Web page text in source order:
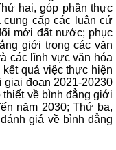
hai, góp phần thực
cung cấp các luận cứ
mới đất nước; phục
giới trong các văn
các lĩnh vực văn hóa
quả việc thực hiện
đoạn 2021-20230
về bình đẳng giới
năm 2030; Thứ ba,
giá về bình đẳng